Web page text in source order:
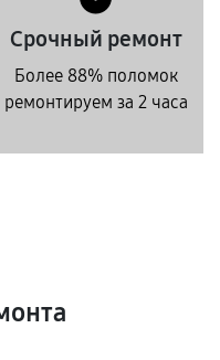
Срочный ремонт
Более 88% поломок
ремонтируем за 2 часа